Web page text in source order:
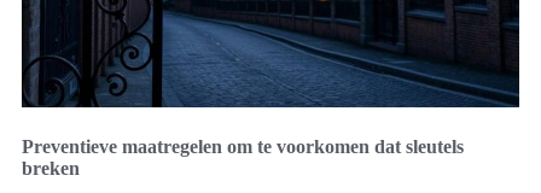
Preventieve maatregelen om te voorkomen dat sleutels
breken